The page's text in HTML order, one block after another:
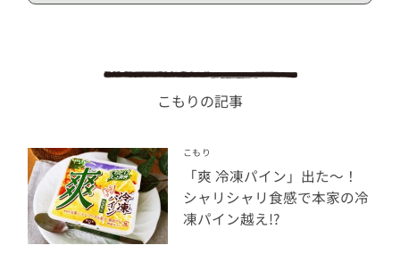
こもりの記事
こもり
「爽 冷凍パイン」出た〜！
シャリシャリ食感で本家の冷
凍パイン越え!?